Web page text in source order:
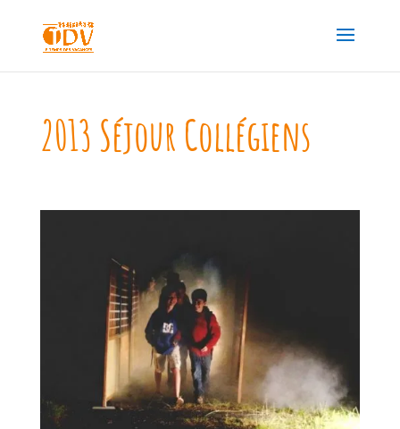
2013 Séjour Collégiens